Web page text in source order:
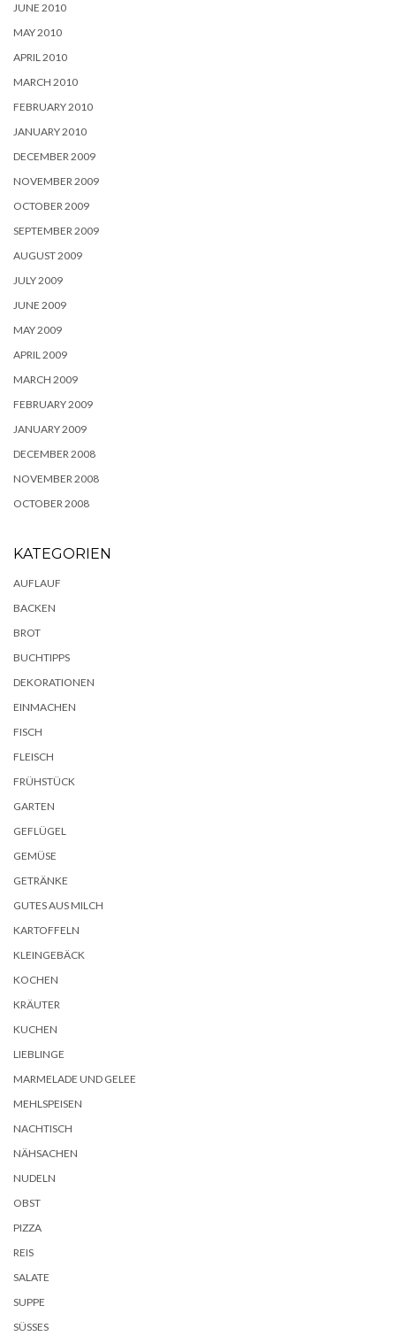
JUNE 2010
MAY 2010
APRIL 2010
MARCH 2010
FEBRUARY 2010
JANUARY 2010
DECEMBER 2009
NOVEMBER 2009
OCTOBER 2009
SEPTEMBER 2009
AUGUST 2009
JULY 2009
JUNE 2009
MAY 2009
APRIL 2009
MARCH 2009
FEBRUARY 2009
JANUARY 2009
DECEMBER 2008
NOVEMBER 2008
OCTOBER 2008
KATEGORIEN
AUFLAUF
BACKEN
BROT
BUCHTIPPS
DEKORATIONEN
EINMACHEN
FISCH
FLEISCH
FRÜHSTÜCK
GARTEN
GEFLÜGEL
GEMÜSE
GETRÄNKE
GUTES AUS MILCH
KARTOFFELN
KLEINGEBÄCK
KOCHEN
KRÄUTER
KUCHEN
LIEBLINGE
MARMELADE UND GELEE
MEHLSPEISEN
NACHTISCH
NÄHSACHEN
NUDELN
OBST
PIZZA
REIS
SALATE
SUPPE
SÜSSES